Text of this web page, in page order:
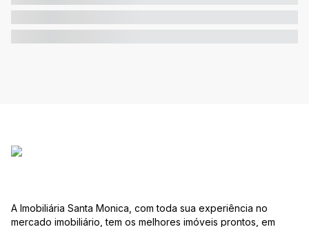
A Imobiliária Santa Monica, com toda sua experiência no
mercado imobiliário, tem os melhores imóveis prontos, em